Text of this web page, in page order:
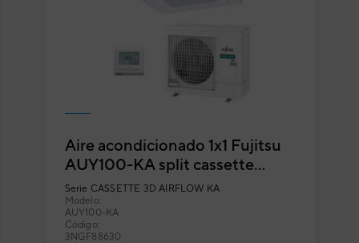
Aire acondicionado 1x1 Fujitsu
AUY100-KA split cassette
Inverter con flujo circular
Serie CASSETTE 3D AIRFLOW KA
Modelo:
AUY100-KA
Código:
3NGF88630